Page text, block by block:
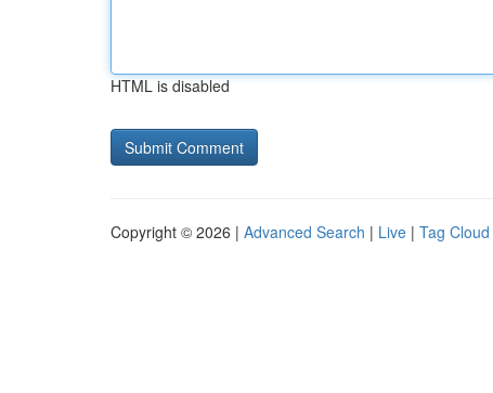
HTML is disabled
Copyright © 2026 | Advanced Search | Live | Tag Cloud